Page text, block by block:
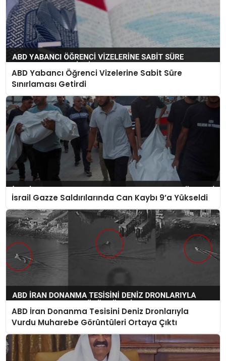
ABD Yabancı Öğrenci Vizelerine Sabit Süre
Sınırlaması Getirdi
İsrail Gazze Saldırılarında Can Kaybı 9’a Yükseldi
ABD İran Donanma Tesisini Deniz Dronlarıyla
Vurdu Muharebe Görüntüleri Ortaya Çıktı